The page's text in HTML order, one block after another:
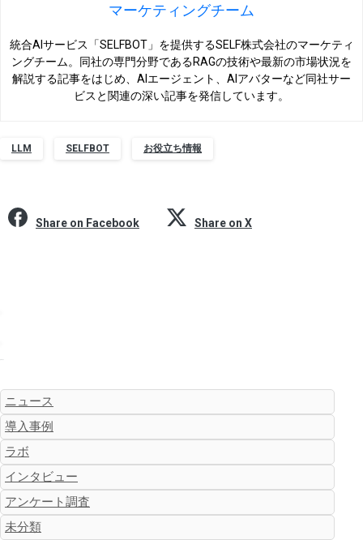
マーケティングチーム
統合AIサービス「SELFBOT」を提供するSELF株式会社のマーケティ
ングチーム。同社の専門分野であるRAGの技術や最新の市場状況を
解説する記事をはじめ、AIエージェント、AIアバターなど同社サー
ビスと関連の深い記事を発信しています。
LLM SELFBOT お役立ち情報
Share on Facebook Share on X
ニュース
導入事例
ラボ
インタビュー
アンケート調査
未分類